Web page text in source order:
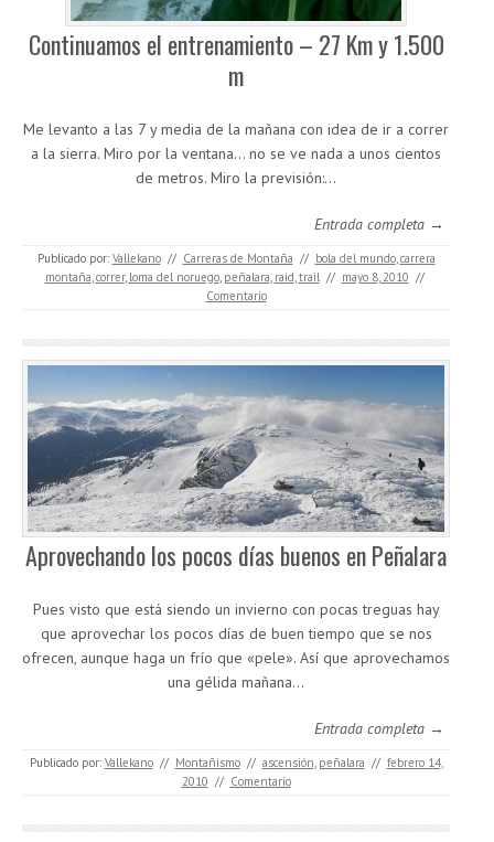
Continuamos el entrenamiento – 27 Km y 1.500
m
Me levanto a las 7 y media de la mañana con idea de ir a correr
a la sierra. Miro por la ventana… no se ve nada a unos cientos
de metros. Miro la previsión:…
Entrada completa →
Publicado por: Vallekano // Carreras de Montaña // bola del mundo,carrera
montaña,correr, loma del noruego, peñalara, raid,trail // mayo 8, 2010 //
Comentario
Aprovechando los pocos días buenos en Peñalara
Pues visto que está siendo un invierno con pocas treguas hay
que aprovechar los pocos días de buen tiempo que se nos
ofrecen, aunque haga un frío que «pele». Así que aprovechamos
una gélida mañana…
Entrada completa →
Publicado por: Vallekano // Montañismo // ascensión peñalara // febrero 14,
2010 // Comentario